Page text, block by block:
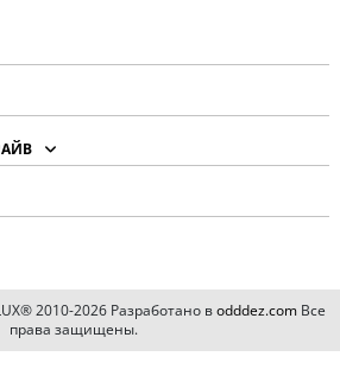
2010-2026 Разработано вodddez.comВсе
права защищены.